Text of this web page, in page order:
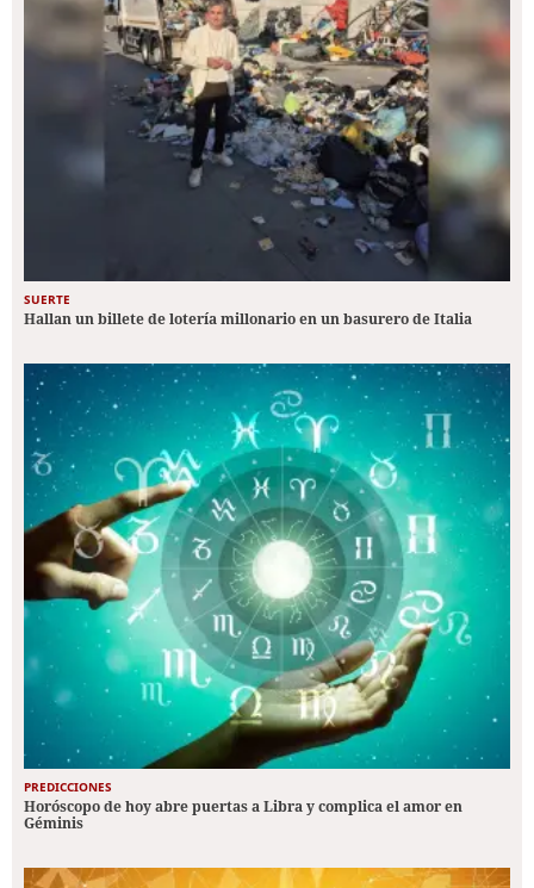
SUERTE
Hallan un billete de lotería millonario en un basurero de Italia
PREDICCIONES
Horóscopo de hoy abre puertas a Libra y complica el amor en
Géminis